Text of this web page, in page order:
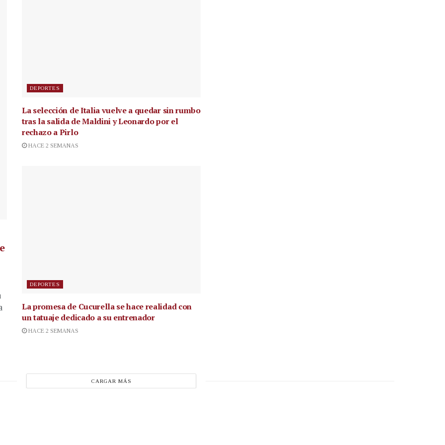
DEPORTES
La selección de Italia vuelve a quedar sin rumbo
tras la salida de Maldini y Leonardo por el
rechazo a Pirlo
HACE 2 SEMANAS
DEPORTES
La promesa de Cucurella se hace realidad con
un tatuaje dedicado a su entrenador
HACE 2 SEMANAS
CARGAR MÁS